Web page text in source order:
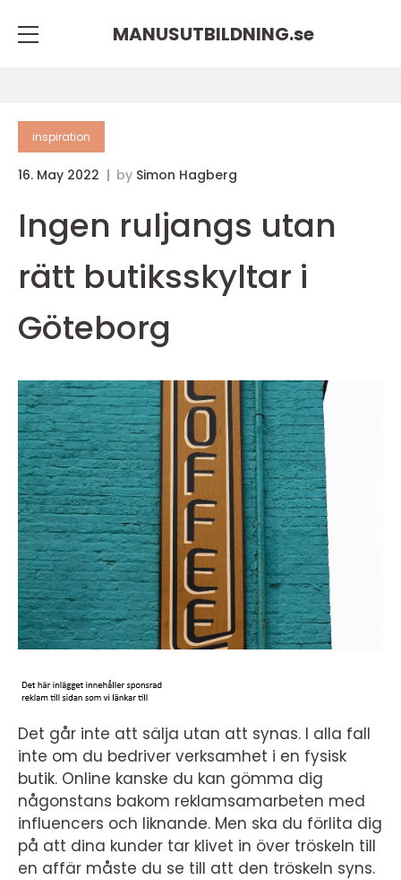
MANUSUTBILDNING.se
inspiration
16. May 2022 by Simon Hagberg
Ingen ruljangs utan
rätt butiksskyltar i
Göteborg
Det går inte att sälja utan att synas. I alla fall
inte om du bedriver verksamhet i en fysisk
butik. Online kanske du kan gömma dig
någonstans bakom reklamsamarbeten med
influencers och liknande. Men ska du förlita dig
på att dina kunder tar klivet in över tröskeln till
en affär måste du se till att den tröskeln syns.